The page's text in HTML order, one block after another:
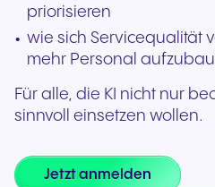
priorisieren
wie sich Servicequalität
mehr Personal
Für alle, die KI nicht nur
sinnvoll einsetzen wollen.
Jetzt anmelden